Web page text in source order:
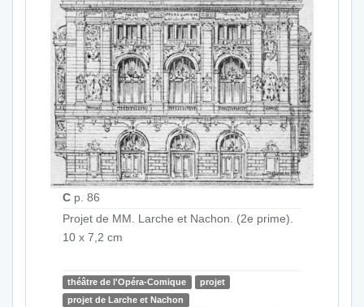
C p. 86
Projet de MM. Larche et Nachon. (2e prime).
10 x 7,2 cm
théâtre de l'Opéra-Comique
projet
projet de Larche et Nachon